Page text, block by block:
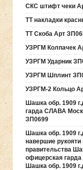
СКС штифт чеки
ТТ накладки
ТТ Скоба Арт
УЗРГМ Колпачек
УЗРГМ Ударник
УЗРГМ Шплинт
УЗРГМ-2 Кольцо
Шашка обр. 1909
гарда СЛАВА
ЗП0699
Шашка обр. 1909
навершие
правительства
офицерская
Шашка обр. 1909